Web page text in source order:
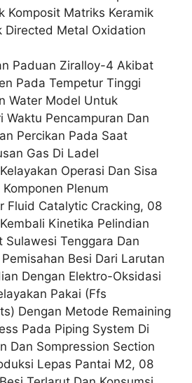
Komposit Matriks Keramik
Directed Metal Oxidation
Paduan Ziralloy-4 Akibat
Pada Tempetur Tinggi
Water Model Untuk
Waktu Pencampuran Dan
Percikan Pada Saat
Gas Di Ladel
Operasi Dan Sisa
Plenum
Fluid Catalytic Cracking, 08
Kinetika Pelindian
Sulawesi Tenggara Dan
Besi Dari Larutan
Dengan Elektro-Oksidasi
Pakai (Ffs
Dengan Metode Remaining
Pada Piping System Di
Dan Sompression Section
Lepas Pantai M2, 08